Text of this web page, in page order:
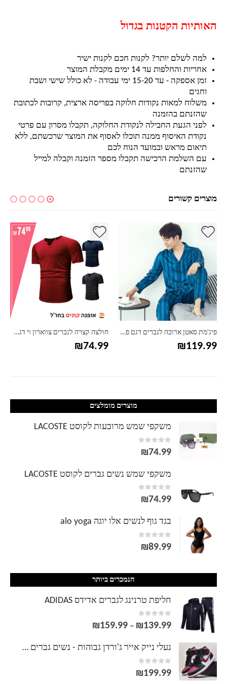
האותיות הקטנות בגדול
למה לשלם יותר? לקנות חכם לקנות ישיר
אחריות והחלפות עד 14 ימים מקבלת המוצר
זמן אספקה - עד 15-20 ימי עבודה - לא כולל שישי ושבת
וחגים
משלוח למאות נקודות חלוקה בפריסה ארצית, קרובות לכתובת
שהזנתם בהזמנה
לפני הגעת החבילה לנקודת החלוקה, תקבלו מסרון עם פרטי
נקודת האיסוף ממנה תוכלו לאסוף את המוצר שרכשתם, ללא
תיאום מראש ובמועד הנוח לכם
עם השלמת הרכישה תקבלו מספר הזמנה וקבלה למייל
שהזנתם
מוצרים קשורים
פיג'מת סאטן ארוכה לגברים דגם פסים
₪119.99
חולצה קצרה לגברים צווארון וי דגם פרקר
₪74.99
מוצרים מומלצים
משקפי שמש מרובעות לקוסט LACOSTE
0
out of 5
₪74.99
משקפי שמש נשים גברים לקוסט LACOSTE
0
out of 5
₪74.99
בגד גוף לנשים אלו יוגה alo yoga
0
out of 5
₪89.99
הנמכרים ביותר
חליפת טרנינג לגברים אדידס ADIDAS
0
out of 5
₪139.99
–
₪159.99
נעלי נייק אייר ג'ורדן גבוהות - נשים גברים NIKE AIR JORDAN
0
out of 5
₪199.99